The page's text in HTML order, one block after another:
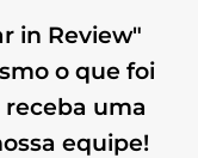
in Review"
o que foi
receba uma
equipe!